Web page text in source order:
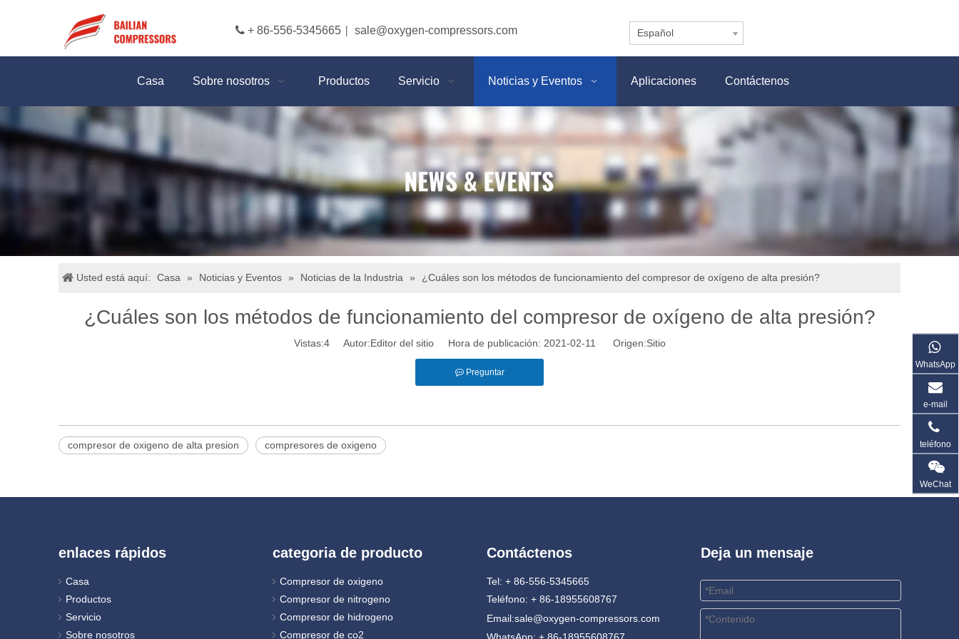
 + 86-556-5345665 sale@oxygen-compressors.com Español
Casa Sobre nosotros Productos Servicio Noticias y Eventos Aplicaciones Contáctenos
Usted está aquí: Casa » Noticias y Eventos » Noticias de la Industria » ¿Cuáles son los métodos de funcionamiento del compresor de oxígeno de alta presión?
¿Cuáles son los métodos de funcionamiento del compresor de oxígeno de alta presión?
Vistas:4Autor:Editor del sitio Hora de publicación: 2021-02-11 Origen:Sitio
Preguntar
compresor de oxigeno de alta presion compresores de oxigeno
WhatsApp
e-mail
teléfono
WeChat
enlaces rápidos
Casa
Productos
Servicio
Sobre nosotros
categoria de producto
Compresor de oxigeno
Compresor de nitrogeno
Compresor de hidrogeno
Compresor de co2
Contáctenos
Tel: + 86-556-5345665
Teléfono: + 86-18955608767
Email:sale@oxygen-compressors.com
WhatsApp: + 86-18955608767
Deja un mensaje